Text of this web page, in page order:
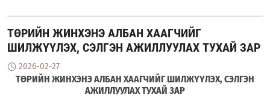
ТӨРИЙН ЖИНХЭНЭ АЛБАН ХААГЧИЙГ
ШИЛЖҮҮЛЭХ, СЭЛГЭН АЖИЛЛУУЛАХ ТУХАЙ ЗАР
2026-02-27
ТӨРИЙН ЖИНХЭНЭ АЛБАН ХААГЧИЙГ ШИЛЖҮҮЛЭХ, СЭЛГЭН
АЖИЛЛУУЛАХ ТУХАЙ ЗАР